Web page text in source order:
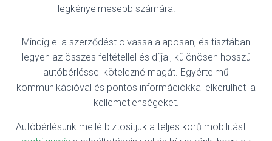
legkényelmesebb számára.
Mindig el a szerződést olvassa alaposan, és tisztában
legyen az összes feltétellel és díjjal, különösen hosszú
autóbérléssel kötelezné magát. Egyértelmű
kommunikációval és pontos információkkal elkerülheti a
kellemetlenségeket.
Autóbérlésünk mellé biztosítjuk a teljes körű mobilitást –